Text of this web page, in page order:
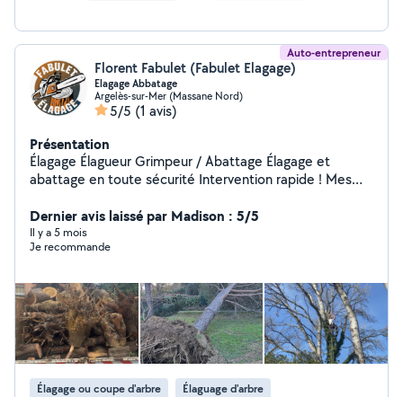
Auto-entrepreneur
Florent Fabulet (Fabulet Elagage)
Elagage Abbatage
Argelès-sur-Mer (Massane Nord)
5/5 (1 avis)
Présentation
Élagage Élagueur Grimpeur / Abattage Élagage et
abattage en toute sécurité Intervention rapide ! Mes
toutes tailles Abattage d'arbres dangereux ou
encombrants Taille de haies, arbustes et entretien des
jardins Évacuation et broyage des branches et déchets
expérimenté : travail sécurisé en hauteur Équipement
professionnel et respect des normes Intervention
rapide et devis gratuit sur place Travaux propres et
soignés Contactez-moi maintenant pour un rendez-vous
rapide ! Votre arbre sécurisé et entretenu en un seul
appel !
Dernier avis laissé par Madison : 5/5
Il y a 5 mois
Je recommande
Élagage ou coupe d'arbre Élaguage d'arbre